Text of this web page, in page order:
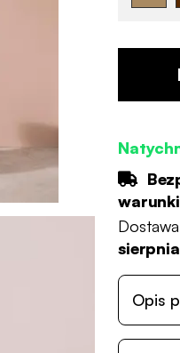
warunki
sierpnia
Opis